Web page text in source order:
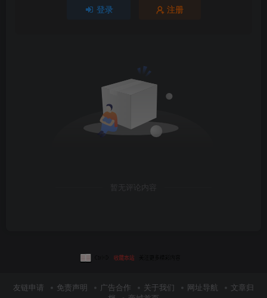
登录 注册
暂无评论内容
友链申请 免责声明 广告合作 关于我们 网址导航
文章归